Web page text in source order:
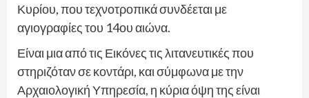
Κυρίου, που τεχνοτροπικά συνδέεται με
αγιογραφίες του 14ου αιώνα.
Είναι μια από τις Εικόνες τις λιτανευτικές που
στηριζόταν σε κοντάρι, και σύμφωνα με την
Αρχαιολογική Υπηρεσία, η κύρια όψη της είναι